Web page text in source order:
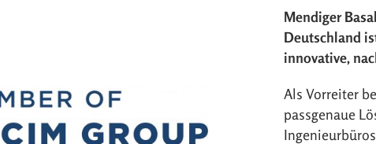
Mendiger
Deutschland
innovative,
Als Vorreiter
passgenaue